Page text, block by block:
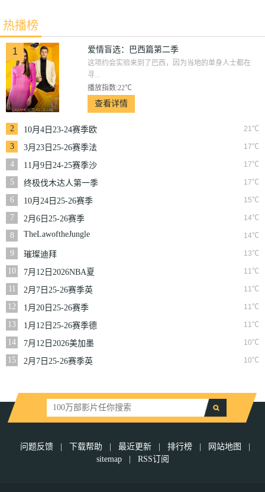
热播榜
1 爱情盲选：巴西篇第二季
这项约会实验来到了巴西，因为当地的单身人士都在
寻...
播放指数:22℃
查看详情
2 21℃
10月4日23-24赛季欧
冠小组赛第2轮那不
勒斯VS皇家马德里
3 17℃
3月23日25-26赛季法
甲第27轮雷恩VS梅斯
4 17℃
11月9日24-25赛季沙
联第10轮利雅得体育
VS利雅得胜利
5 17℃
终极伐木达人第一季
6
15℃
10月24日25-26赛季
NBA常规赛掘金VS
勇士
7 14℃
2月6日25-26赛季
NBA常规赛篮网VS
8 14℃
TheLawoftheJungle
9 13℃
璀璨迪拜
10
11℃
7月12日2026NBA夏
季联赛尼克斯VS马刺
11 11℃
2月7日25-26赛季英
超第25轮伯恩利VS西
汉姆联
12 11℃
1月20日25-26赛季
NBA常规赛快船VS
奇才
13 11℃
1月12日25-26赛季德
甲第16轮拜仁慕尼黑
VS沃尔夫斯堡
14 10℃
7月12日2026美加墨
世界杯四分之一决赛
挪威VS英格兰
15 10℃
2月7日25-26赛季英
问题反馈 下载帮助 最近更新 排行榜 网站地图
sitemap
RSS订阅